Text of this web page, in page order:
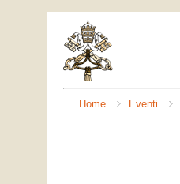
Home Eventi